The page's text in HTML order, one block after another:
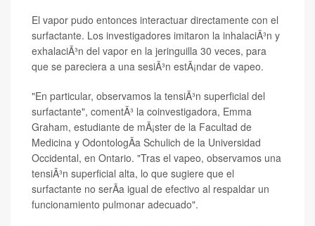
El vapor pudo entonces interactuar directamente con el
surfactante. Los investigadores imitaron la inhalaciÃ³n y
exhalaciÃ³n del vapor en la jeringuilla 30 veces, para
que se pareciera a una sesiÃ³n estÃ¡ndar de vapeo.
"En particular, observamos la tensiÃ³n superficial del
surfactante", comentÃ³ la coinvestigadora, Emma
Graham, estudiante de mÃ¡ster de la Facultad de
Medicina y OdontologÃ­a Schulich de la Universidad
Occidental, en Ontario. "Tras el vapeo, observamos una
tensiÃ³n superficial alta, lo que sugiere que el
surfactante no serÃ­a igual de efectivo al respaldar un
funcionamiento pulmonar adecuado".